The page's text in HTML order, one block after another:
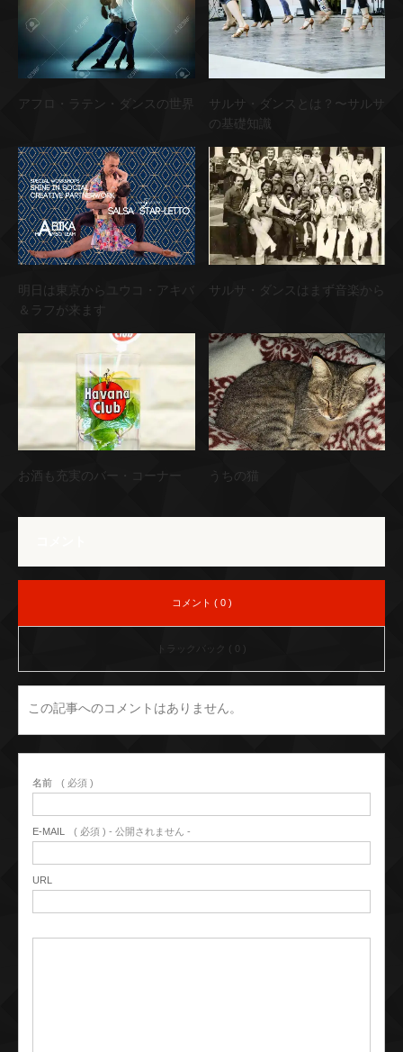
アフロ・ラテン・ダンスの世界
サルサ・ダンスとは？〜サルサ
の基礎知識
明日は東京からユウコ・アキバ
＆ラフが来ます
サルサ・ダンスはまず音楽から
お酒も充実のバー・コーナー うちの猫
コメント ( 0 )
トラックバック ( 0 )
この記事へのコメントはありません。
名前 ( 必須 )
E-MAIL ( 必須 ) - 公開されません -
URL